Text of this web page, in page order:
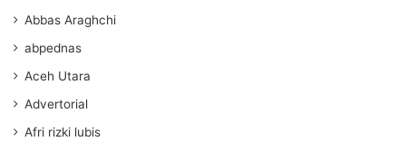
Abbas Araghchi
abpednas
Aceh Utara
Advertorial
Afri rizki lubis